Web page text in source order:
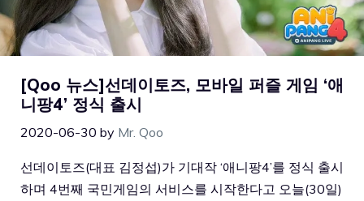
[Qoo 뉴스]선데이토즈, 모바일 퍼즐 게임 ‘애
니팡4’ 정식 출시
2020-06-30 by Mr. Qoo
선데이토즈(대표 김정섭)가 기대작 ‘애니팡4’를 정식 출시
하며 4번째 국민게임의 서비스를 시작한다고 오늘(30일)